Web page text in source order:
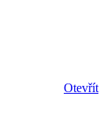
Otevřít